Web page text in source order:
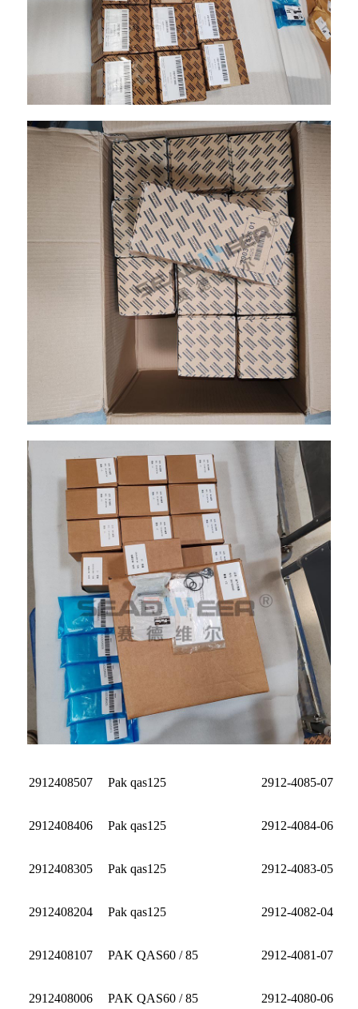
2912408507 Pak qas125 2912-4085-07
2912408406 Pak qas125 2912-4084-06
2912408305 Pak qas125 2912-4083-05
2912408204 Pak qas125 2912-4082-04
2912408107 PAK QAS60 / 85 2912-4081-07
2912408006 PAK QAS60 / 85 2912-4080-06